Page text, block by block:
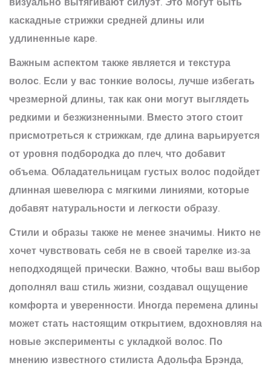
визуально вытягивают силуэт. Это могут быть
каскадные стрижки средней длины или
удлиненные каре.
Важным аспектом также является и текстура
волос. Если у вас тонкие волосы, лучше избегать
чрезмерной длины, так как они могут выглядеть
редкими и безжизненными. Вместо этого стоит
присмотреться к стрижкам, где длина варьируется
от уровня подбородка до плеч, что добавит
объема. Обладательницам густых волос подойдет
длинная шевелюра с мягкими линиями, которые
добавят натуральности и легкости образу.
Стили и образы также не менее значимы. Никто не
хочет чувствовать себя не в своей тарелке из-за
неподходящей прически. Важно, чтобы ваш выбор
дополнял ваш стиль жизни, создавал ощущение
комфорта и уверенности. Иногда перемена длины
может стать настоящим открытием, вдохновляя на
новые эксперименты с укладкой волос. По
мнению известного стилиста Адольфа Брэнда,